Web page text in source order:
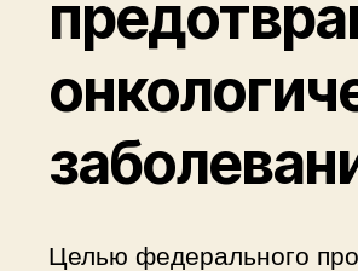
Целью федерального